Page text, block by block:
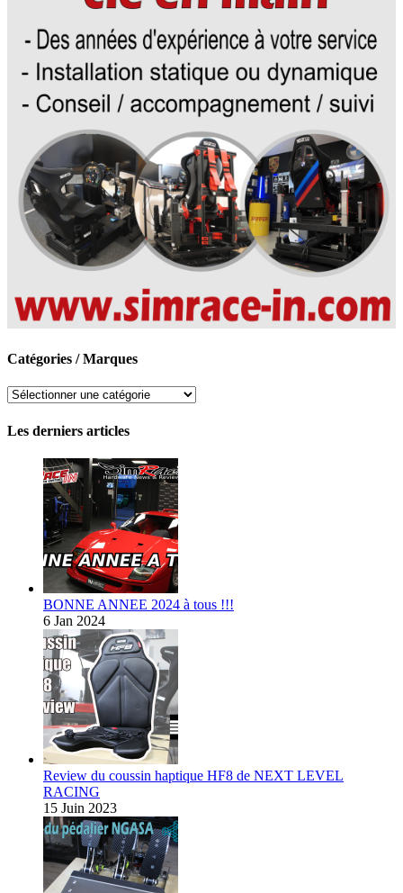
Catégories / Marques
Catégories
Marques
Les derniers articles
BONNE ANNEE 2024 à tous !!!
6 Jan 2024
Review du coussin haptique HF8 de NEXT LEVEL
RACING
15 Juin 2023